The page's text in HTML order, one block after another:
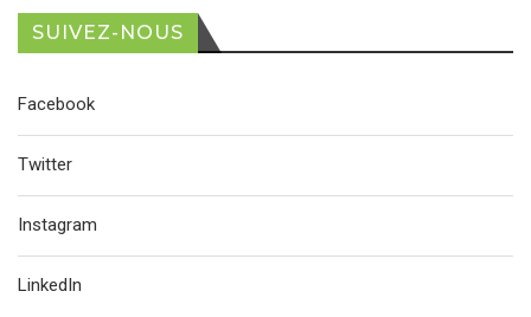
SUIVEZ-NOUS
Facebook
Twitter
Instagram
LinkedIn